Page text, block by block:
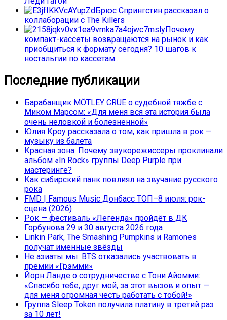
Брюс Спрингстин рассказал о
коллаборации с The Killers
Почему
компакт-кассеты возвращаются на рынок и как
приобщиться к формату сегодня? 10 шагов к
ностальгии по кассетам
Последние публикации
Барабанщик MÖTLEY CRÜE о судебной тяжбе с
Миком Марсом: «Для меня вся эта история была
очень неловкой и болезненной»
Юлия Кроу рассказала о том, как пришла в рок —
музыку из балета
Красная зона: Почему звукорежиссеры проклинали
альбом «In Rock» группы Deep Purple при
мастеринге?
Как сибирский панк повлиял на звучание русского
рока
FMD | Famous Music Донбасс ТОП–8 июля: рок-
сцена (2026)
Рок — фестиваль «Легенда» пройдёт в ДК
Горбунова 29 и 30 августа 2026 года
Linkin Park, The Smashing Pumpkins и Ramones
получат именные звёзды
Не азиаты мы: BTS отказались участвовать в
премии «Грэмми»
Йорн Ланде о сотрудничестве с Тони Айомми:
«Спасибо тебе, друг мой, за этот вызов и опыт —
для меня огромная честь работать с тобой!»
Группа Sleep Token получила платину в третий раз
за 10 лет!